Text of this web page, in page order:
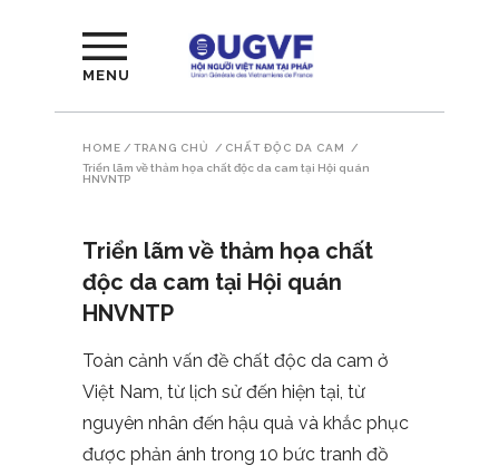
MENU
HOME / TRANG CHỦ / CHẤT ĐỘC DA CAM
/
Triển lãm về thảm họa chất độc da cam tại Hội quán
HNVNTP
Triển lãm về thảm họa chất
độc da cam tại Hội quán
HNVNTP
Toàn cảnh vấn đề chất độc da cam ở
Việt Nam, từ lịch sử đến hiện tại, từ
nguyên nhân đến hậu quả và khắc phục
được phản ánh trong 10 bức tranh đồ